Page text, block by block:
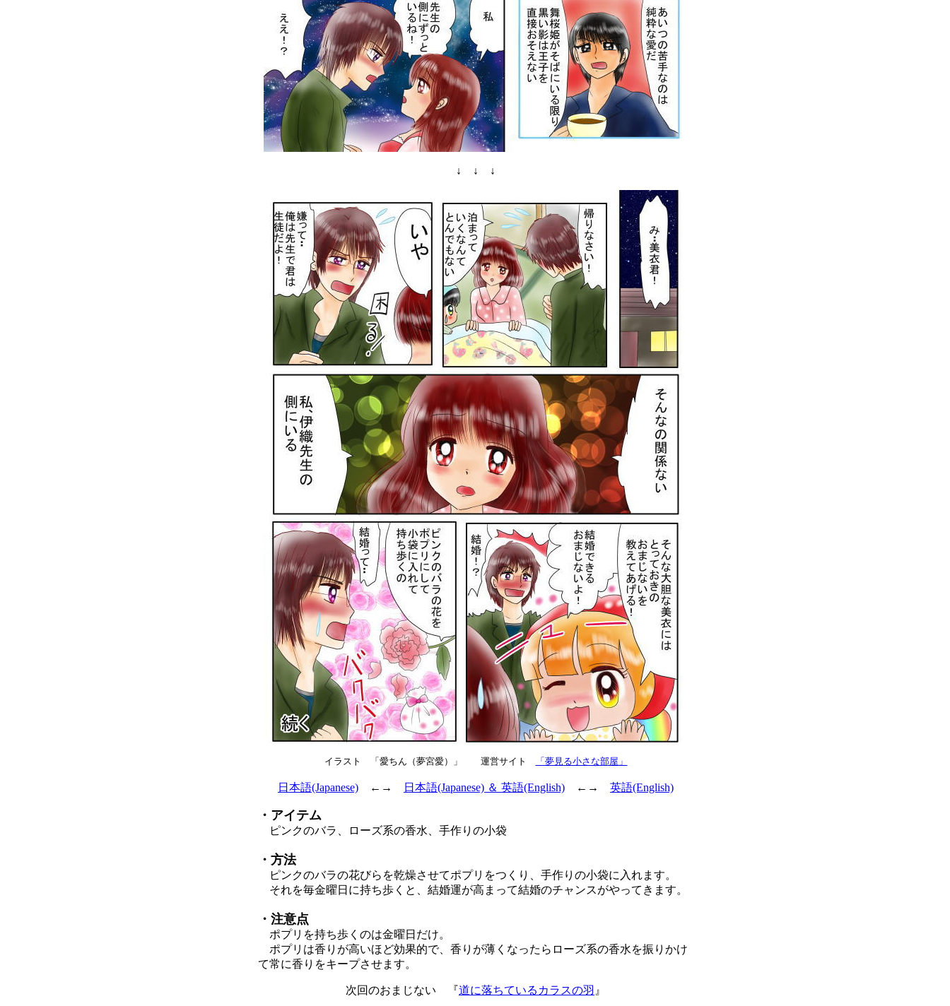
↓ ↓ ↓
イラスト 「愛ちん（夢宮愛）」 運営サイト 「夢見る小さな部屋」
日本語(Japanese) ←→ 日本語(Japanese) ＆ 英語(English) ←→ 英語(English)
・アイテム
ピンクのバラ、ローズ系の香水、手作りの小袋
・方法
ピンクのバラの花びらを乾燥させてポプリをつくり、手作りの小袋に入れます。
それを毎金曜日に持ち歩くと、結婚運が高まって結婚のチャンスがやってきます。
・注意点
ポプリを持ち歩くのは金曜日だけ。
ポプリは香りが高いほど効果的で、香りが薄くなったらローズ系の香水を振りかけ
て常に香りをキープさせます。
次回のおまじない 『道に落ちているカラスの羽 』